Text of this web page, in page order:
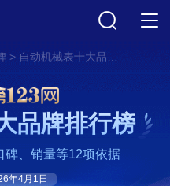
> 自动机械表十大品牌排行榜
品牌排行榜
碑、销量等12项依据
年4月1日